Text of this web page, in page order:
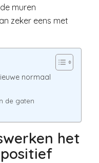
muren
zeker eens met
normaal
de gaten
het